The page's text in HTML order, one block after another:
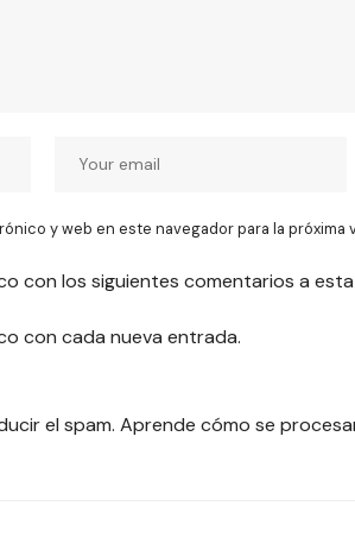
y web en este navegador para la próxima
con los siguientes comentarios a
con cada nueva entrada.
el spam. Aprende cómo se